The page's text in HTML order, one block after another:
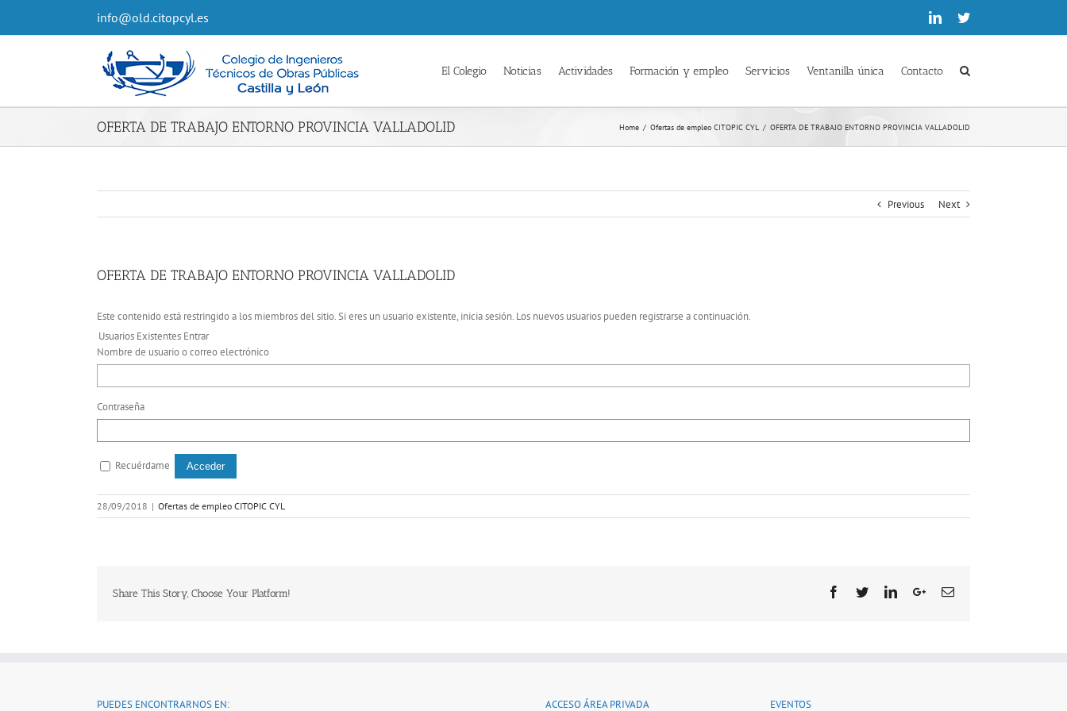
info@old.citopcyl.es LinkedinTwitter
El Colegio Noticias Actividades Formación y empleo Servicios Ventanilla única Contacto
OFERTA DE TRABAJO ENTORNO PROVINCIA VALLADOLID Home / Ofertas de empleo CITOPIC CYL / OFERTA DE TRABAJO ENTORNO PROVINCIA VALLADOLID
Previous Next
OFERTA DE TRABAJO ENTORNO PROVINCIA VALLADOLID
Este contenido está restringido a los miembros del sitio. Si eres un usuario existente, inicia sesión. Los nuevos usuarios pueden registrarse a continuación.
Usuarios Existentes Entrar
Nombre de usuario o correo electrónico
Contraseña
Recuérdame
28/09/2018 | Ofertas de empleo CITOPIC CYL
Share This Story, Choose Your Platform! Facebook
TwitterLinkedinGoogle+Email
PUEDES ENCONTRARNOS EN: ACCESO ÁREA PRIVADA EVENTOS